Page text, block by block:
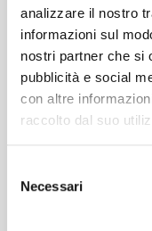
analizzare il nostro
informazioni sul
nostri partner che si
pubblicità e social
con altre
raccolto dal suo
delNecessari
Formati
Data di pubblicazione: